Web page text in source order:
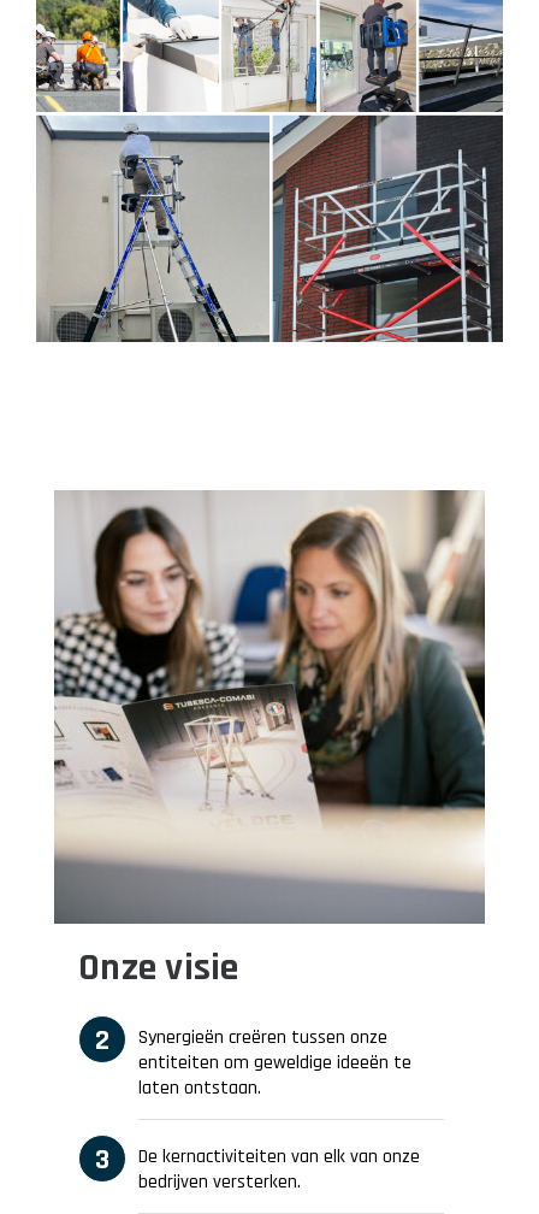
Onze visie
Synergieën creëren tussen onze
entiteiten om geweldige ideeën te
laten ontstaan.
De kernactiviteiten van elk van onze
bedrijven versterken.